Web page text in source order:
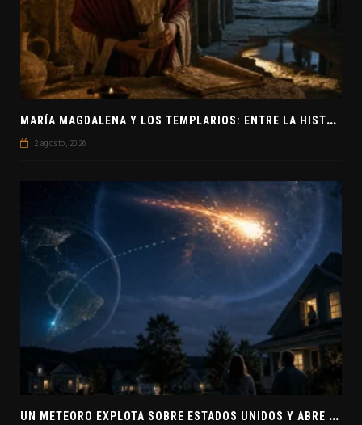
M
ARÍA MAGDALENA Y LOS TEMPLARIOS: ENTRE LA HISTORIA Y EL MISTERIO
2 agosto, 2026
U
N METEORO EXPLOTA SOBRE ESTADOS UNIDOS Y ABRE LA PISTA DE POLAR-IM, UN POSIBLE VISITANTE INTERESTELAR